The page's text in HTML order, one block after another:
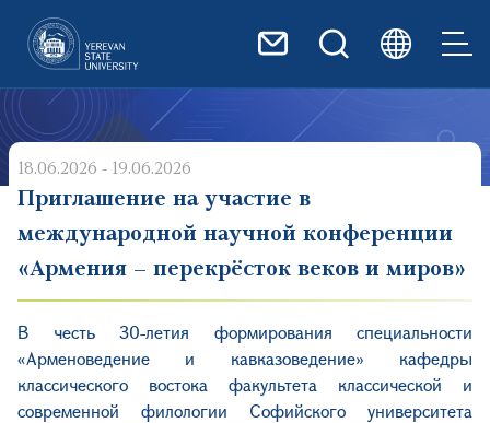
18.06.2026 - 19.06.2026
Приглашение на участие в
международной научной конференции
«Армения – перекрёсток веков и миров»
В честь 30-летия формирования специальности
«Арменоведение и кавказоведение» кафедры
классического востока факультета классической и
современной филологии Софийского университета